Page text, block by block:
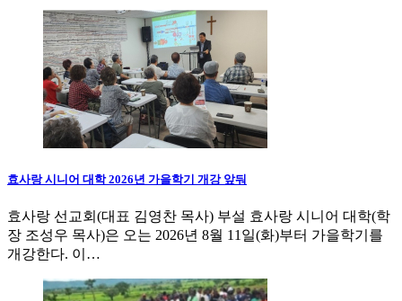
효사랑 시니어 대학 2026년 가을학기 개강 앞둬
효사랑 선교회(대표 김영찬 목사) 부설 효사랑 시니어 대학(학
장 조성우 목사)은 오는 2026년 8월 11일(화)부터 가을학기를
개강한다. 이…